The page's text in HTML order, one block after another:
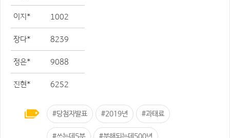
이지* 1002
장다* 8239
정은* 9088
진현* 6252
#당첨자발표 #2019년 #과태료
#쓰는데5분 #분해되는데500년